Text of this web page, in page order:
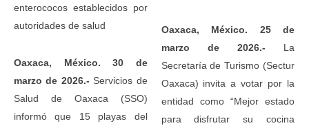
enterococos establecidos por
autoridades de salud
Oaxaca, México. 30 de
marzo de 2026.- Servicios de
Salud de Oaxaca (SSO)
informó que 15 playas del
Oaxaca, México. 25 de
marzo de 2026.- La
Secretaría de Turismo (Sectur
Oaxaca) invita a votar por la
entidad como “Mejor estado
para disfrutar su cocina